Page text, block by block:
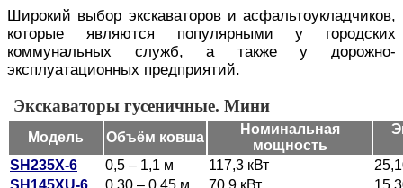
Широкий выбор экскаваторов и асфальтоукладчиков,
которые являются популярными у городских
коммунальных служб, а также у дорожно-
эксплуатационных предприятий.
Экскаваторы гусеничные. Мини
Модель Объём ковша
Номинальная
мощность
SH235X-6 0,5 – 1,1 м 117,3 кВт